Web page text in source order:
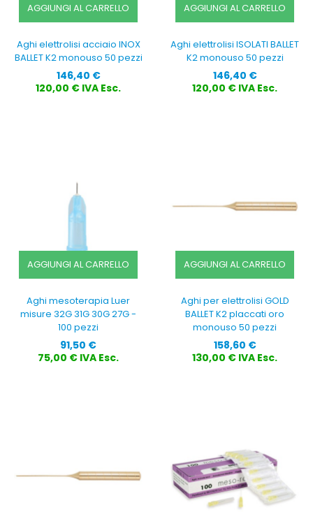
AGGIUNGI AL CARRELLO
Aghi elettrolisi acciaio INOX
BALLET K2 monouso 50 pezzi
Prezzo
146,40 €
120,00 € IVA Esc.
AGGIUNGI AL CARRELLO
Aghi elettrolisi ISOLATI BALLET
K2 monouso 50 pezzi
Prezzo
146,40 €
120,00 € IVA Esc.
AGGIUNGI AL CARRELLO
Aghi mesoterapia Luer
misure 32G 31G 30G 27G -
100 pezzi
Prezzo
91,50 €
75,00 € IVA Esc.
AGGIUNGI AL CARRELLO
Aghi per elettrolisi GOLD
BALLET K2 placcati oro
monouso 50 pezzi
Prezzo
158,60 €
130,00 € IVA Esc.